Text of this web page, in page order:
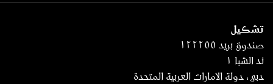
تشكيل
صندوق بريد ١٢٢٢٥٥
ند الشبا ١
دبي، دولة الامارات العربية المتحدة